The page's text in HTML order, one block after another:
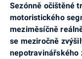
Sezónně očištěné
motoristického
meziměsíčně
se meziročně
nepotravinářského